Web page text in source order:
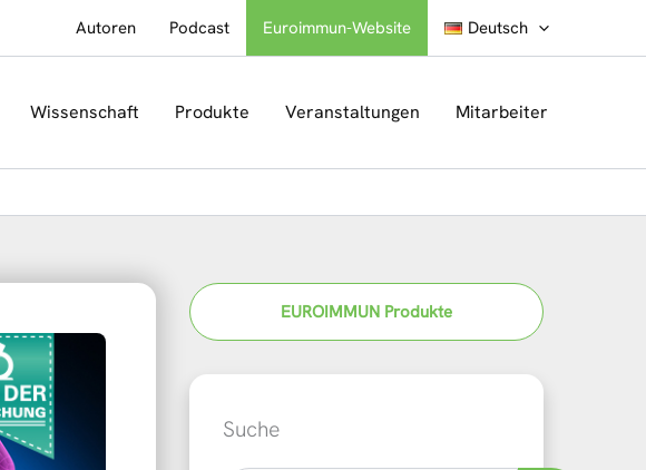
Autoren Podcast Euroimmun-Website Deutsch
Wissenschaft Produkte Veranstaltungen Mitarbeiter
EUROIMMUN Produkte
Suche